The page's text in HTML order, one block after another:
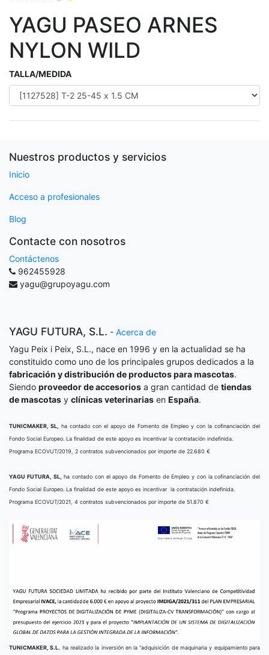
YAGU PASEO ARNES
NYLON WILD
TALLA/MEDIDA
Nuestros productos y servicios
Inicio
Acceso a profesionales
Blog
Contacte con nosotros
Contáctenos
962455928
yagu@grupoyagu.com
YAGU FUTURA, S.L. - Acerca de
Yagu Peix i Peix, S.L., nace en 1996 y en la actualidad se ha
constituido como uno de los principales grupos dedicados a la
fabricación y distribución de productos para mascotas.
Siendo proveedor de accesorios a gran cantidad de tiendas
de mascotas y clínicas veterinarias en España.
TUNICMAKER, SL,
ha contado con el apoyo de Fomento de Empleo y con la cofinanciación del
Fondo Social Europeo. La finalidad de este apoyo es incentivar la contratación indefinida.
Programa ECOVUT/2019, 2 contratos subvencionados por importe de 22.680 €
YAGU FUTURA, SL,
ha contado con el apoyo de Fomento de Empleo y con la cofinanciación del
Fondo Social Europeo. La finalidad de este apoyo es incentivar la contratación indefinida.
Programa ECOVUT/2021, 4 contratos subvencionados por importe de 51.870 €
TUNICMAKER, S.L. ha realizado la inversión en la “adquisición de maquinaria y equipamiento para